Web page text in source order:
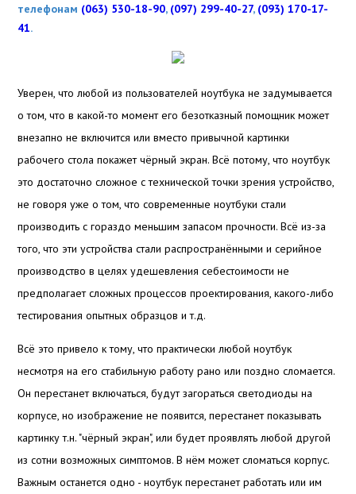
телефонам (063) 530-18-90, (097) 299-40-27, (093) 170-17-
41.
Уверен, что любой из пользователей ноутбука не задумывается
о том, что в какой-то момент его безотказный помощник может
внезапно не включится или вместо привычной картинки
рабочего стола покажет чёрный экран. Всё потому, что ноутбук
это достаточно сложное с технической точки зрения устройство,
не говоря уже о том, что современные ноутбуки стали
производить с гораздо меньшим запасом прочности. Всё из-за
того, что эти устройства стали распространёнными и серийное
производство в целях удешевления себестоимости не
предполагает сложных процессов проектирования, какого-либо
тестирования опытных образцов и т.д.
Всё это привело к тому, что практически любой ноутбук
несмотря на его стабильную работу рано или поздно сломается.
Он перестанет включаться, будут загораться светодиоды на
корпусе, но изображение не появится, перестанет показывать
картинку т.н. "чёрный экран", или будет проявлять любой другой
из сотни возможных симптомов. В нём может сломаться корпус.
Важным останется одно - ноутбук перестанет работать или им